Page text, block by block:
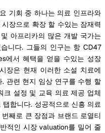
기회 중 하나는 의료 인프라와
장으로 확장 할 수있는 잠재력
아프리카의 많은 개발 국가는
니다. 그들의 인구는 항 CD47
에서 혜택을 얻을 수있는 성장
장은 현재 이러한 소설 치료에
관련 현지 임상 연구를 수행 할
크 설정 및 교육 의료 제공 업체
합니다. 성공적으로 신흥 의료
째로 큰 장점과 브랜드 로열티
적인 시장 valuation를 밀어 줄